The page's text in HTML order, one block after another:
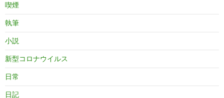
喫煙
執筆
小説
新型コロナウイルス
日常
日記